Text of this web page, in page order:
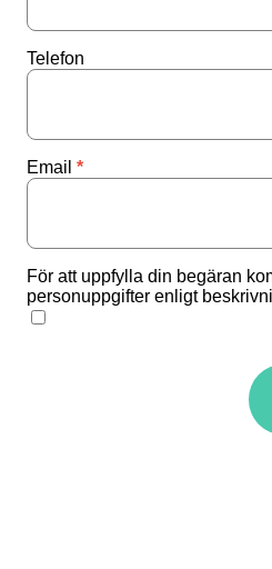
Telefon
Email
För att uppfylla din begäran
personuppgifter enligt